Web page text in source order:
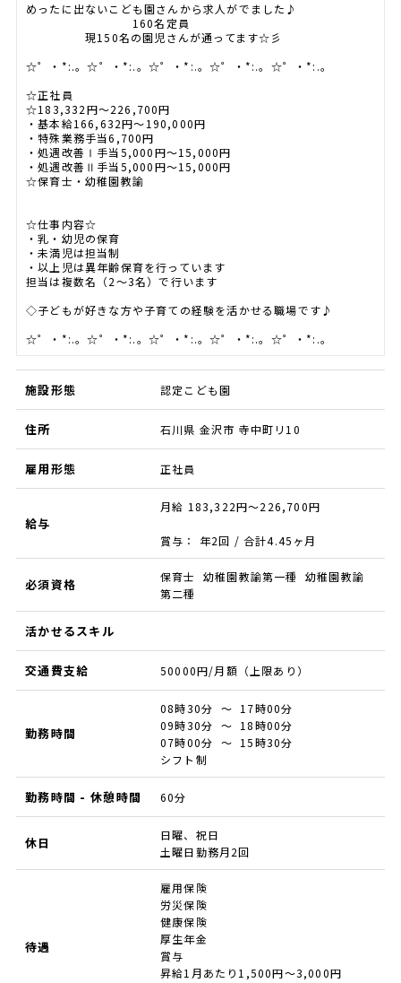
めったに出ないこども園さんから求人がでました♪
160名定員
現150名の園児さんが通ってます☆彡
☆゜・*:.。☆゜・*:.。☆゜・*:.。☆゜・*:.。☆゜・*:.。
☆正社員
☆183,332円～226,700円
・基本給166,632円～190,000円
・特殊業務手当6,700円
・処遇改善Ⅰ手当5,000円～15,000円
・処遇改善Ⅱ手当5,000円～15,000円
☆保育士・幼稚園教諭
☆仕事内容☆
・乳・幼児の保育
・未満児は担当制
・以上児は異年齢保育を行っています
担当は複数名（2～3名）で行います
◇子どもが好きな方や子育ての経験を活かせる職場です♪
☆゜・*:.。☆゜・*:.。☆゜・*:.。☆゜・*:.。☆゜・*:.。
施設形態 認定こども園
住所 石川県 金沢市 寺中町リ10
雇用形態 正社員
給与
月給 183,322円～226,700円
賞与： 年2回 / 合計4.45ヶ月
必須資格
保育士 幼稚園教諭第一種 幼稚園教諭
第二種
活かせるスキル
交通費支給 50000円/月額（上限あり）
勤務時間
08時30分 ～ 17時00分
09時30分 ～ 18時00分
07時00分 ～ 15時30分
シフト制
勤務時間 - 休憩時間 60分
休日
日曜、祝日
土曜日勤務月2回
待遇
雇用保険
労災保険
健康保険
厚生年金
賞与
昇給1月あたり1,500円～3,000円